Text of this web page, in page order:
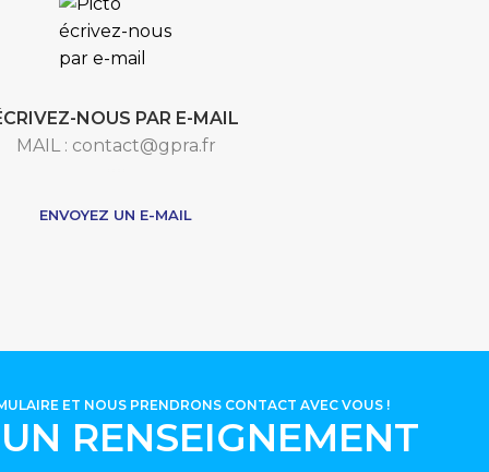
NOUS PAR E-MAIL
MAIL : contact@gpra.fr
ENVOYEZ UN E-MAIL
RENSEIGNEMENT
ET NOUS PRENDRONS CONTACT AVEC VOUS !